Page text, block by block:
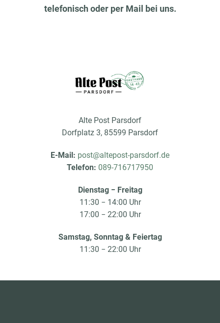
telefonisch oder per Mail bei uns.
Alte Post Parsdorf
Dorfplatz 3, 85599 Parsdorf
E-Mail: post@altepost-parsdorf.de
Telefon: 089-716717950
Dienstag − Freitag
11:30 − 14:00 Uhr
17:00 − 22:00 Uhr
Samstag, Sonntag & Feiertag
11:30 − 22:00 Uhr